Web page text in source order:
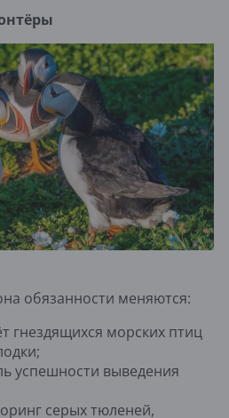
обязанности меняются:
гнездящихся морских птиц
успешности выведения
серых тюленей,